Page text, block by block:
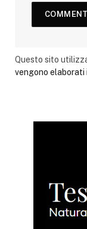
Questo sito
vengono elaborati